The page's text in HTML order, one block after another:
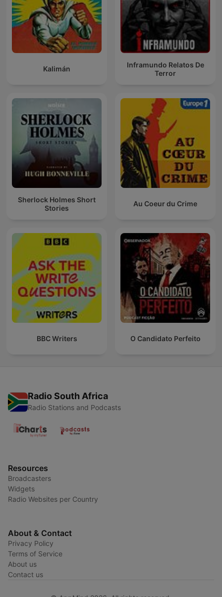
Kalimán
Inframundo Relatos De
Terror
Sherlock Holmes Short
Stories
Au Coeur du Crime
BBC Writers O Candidato Perfeito
Radio South Africa
Radio Stations and Podcasts
Resources
Broadcasters
Widgets
Radio Websites per Country
About & Contact
Privacy Policy
Terms of Service
About us
Contact us